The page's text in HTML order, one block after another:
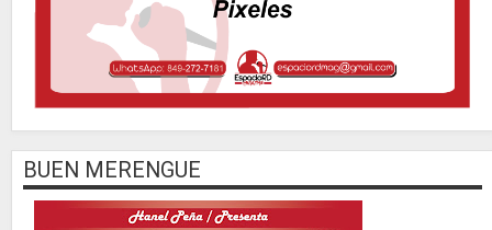
BUEN MERENGUE